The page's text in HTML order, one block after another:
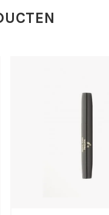
Designer
dan de natuurlijke
korte streepjes. Ga
de getekende
ontwikkelingen in